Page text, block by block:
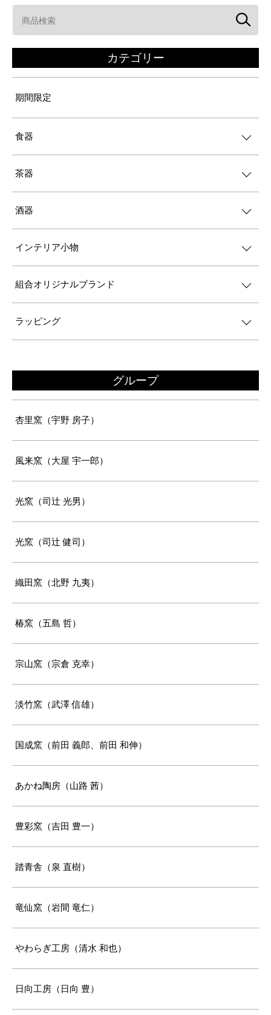
カテゴリー
期間限定
食器
茶器
酒器
インテリア小物
組合オリジナルブランド
ラッピング
グループ
杏里窯（宇野 房子）
風来窯（大屋 宇一郎）
光窯（司辻 光男）
光窯（司辻 健司）
織田窯（北野 九夷）
椿窯（五島 哲）
宗山窯（宗倉 克幸）
淡竹窯（武澤 信雄）
国成窯（前田 義郎、前田 和伸）
あかね陶房（山路 茜）
豊彩窯（吉田 豊一）
踏青舎（泉 直樹）
竜仙窯（岩間 竜仁）
やわらぎ工房（清水 和也）
日向工房（日向 豊）